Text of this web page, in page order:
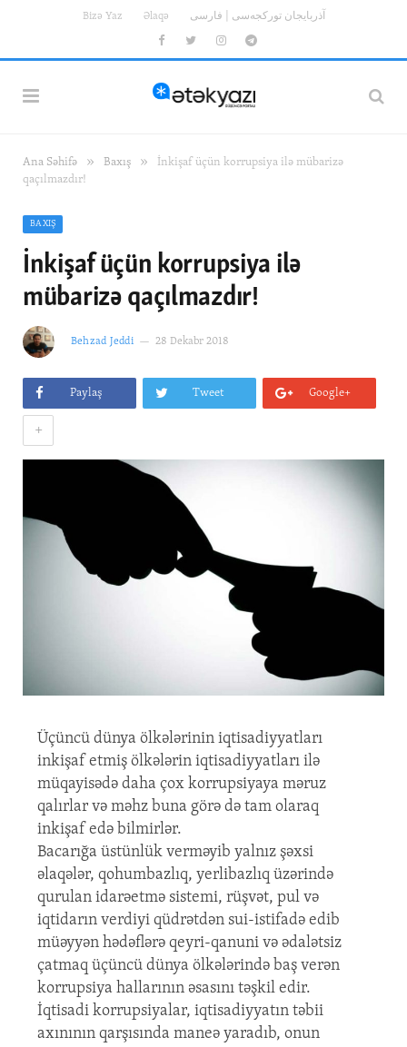
Bizə Yaz Əlaqə آذربایجان تورکجه‌سی | فارسی
FacebookTwitterInstagramTelegram
Ana Səhifə » Baxış »
İnkişaf üçün korrupsiya ilə mübarizə
qaçılmazdır!
BAXIŞ
İnkişaf üçün korrupsiya ilə
mübarizə qaçılmazdır!
Behzad Jeddi 28 Dekabr 2018
Paylaş Tweet Google+
+
Üçüncü dünya ölkələrinin iqtisadiyyatları
inkişaf etmiş ölkələrin iqtisadiyyatları ilə
müqayisədə daha çox korrupsiyaya məruz
qalırlar və məhz buna görə də tam olaraq
inkişaf edə bilmirlər.
Bacarığa üstünlük verməyib yalnız şəxsi
əlaqələr, qohumbazlıq, yerlibazlıq üzərində
qurulan idarəetmə sistemi, rüşvət, pul və
iqtidarın verdiyi qüdrətdən sui-istifadə edib
müəyyən hədəflərə qeyri-qanuni və ədalətsiz
çatmaq üçüncü dünya ölkələrində baş verən
korrupsiya hallarının əsasını təşkil edir.
İqtisadi korrupsiyalar, iqtisadiyyatın təbii
axınının qarşısında maneə yaradıb, onun